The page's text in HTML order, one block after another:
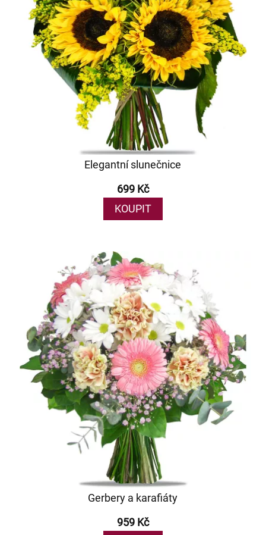
Elegantní slunečnice
699 Kč
KOUPIT
Gerbery a karafiáty
959 Kč